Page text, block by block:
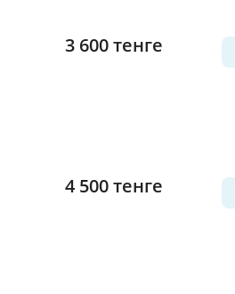
3 600 тенге
4 500 тенге